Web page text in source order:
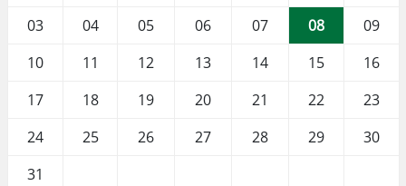
03
04 05 06 07 08
09
10
11 12 13 14 15
16
17
18 19 20 21 22
23
24
25 26 27 28 29
30
31